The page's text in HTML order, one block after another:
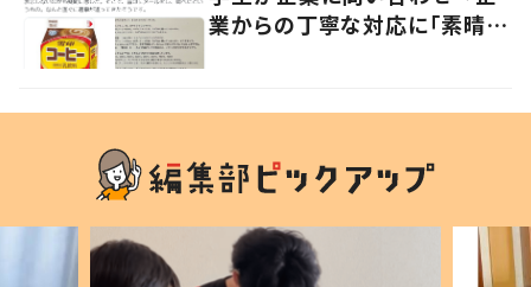
業からの丁寧な対応に「素晴ら